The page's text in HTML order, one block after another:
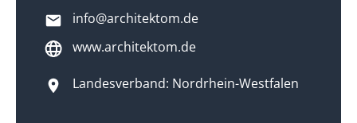
info@architektom.de
www.architektom.de
Landesverband: Nordrhein-Westfalen